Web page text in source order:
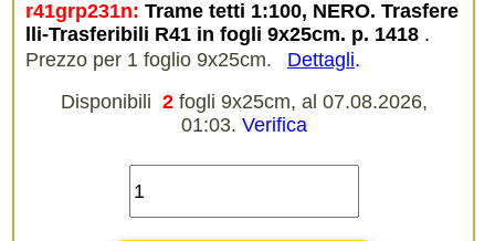
r41grp231n: Trame tetti 1:100, NERO. Trasfere
lli-Trasferibili R41 in fogli 9x25cm. p. 1418 .
Prezzo per 1 foglio 9x25cm.
Dettagli.
Disponibili 2 fogli 9x25cm, al 07.08.2026,
01:03. Verifica